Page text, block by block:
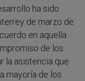
ha sido
de marzo de
en aquella
de los
la asistencia que
mayoría de los